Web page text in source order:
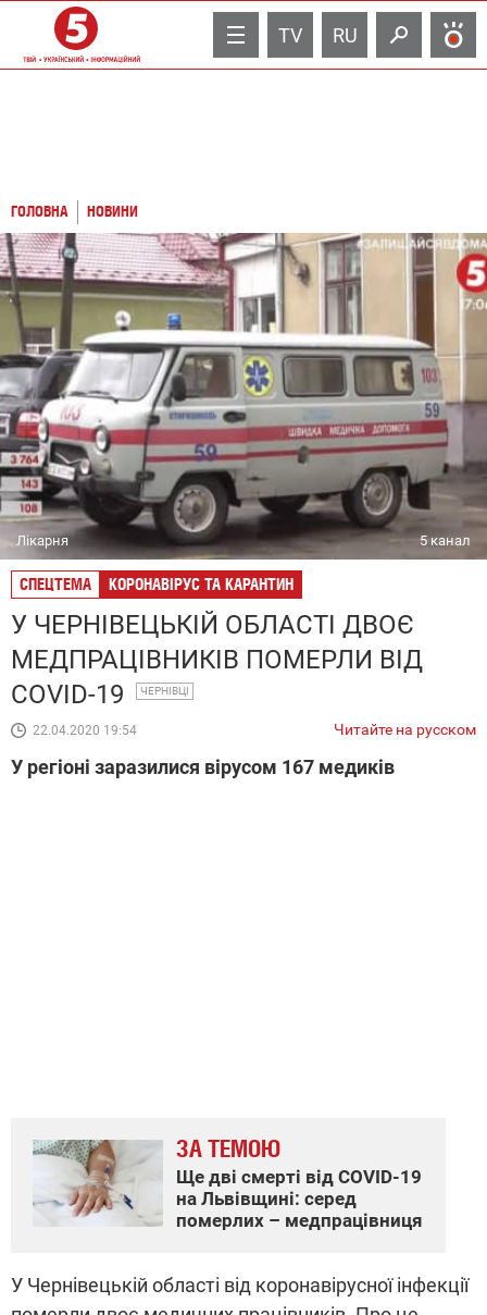
TV RU
ГОЛОВНА НОВИНИ
Лікарня 5 канал
СПЕЦТЕМА КОРОНАВІРУС ТА КАРАНТИН
У ЧЕРНІВЕЦЬКІЙ ОБЛАСТІ ДВОЄ
МЕДПРАЦІВНИКІВ ПОМЕРЛИ ВІД
COVID-19
ЧЕРНІВЦІ
22.04.2020 19:54 Читайте на русском
У регіоні заразилися вірусом 167 медиків
ЗА ТЕМОЮ
Ще дві смерті від COVID-19
на Львівщині: серед
померлих – медпрацівниця
У Чернівецькій області від коронавірусної інфекції